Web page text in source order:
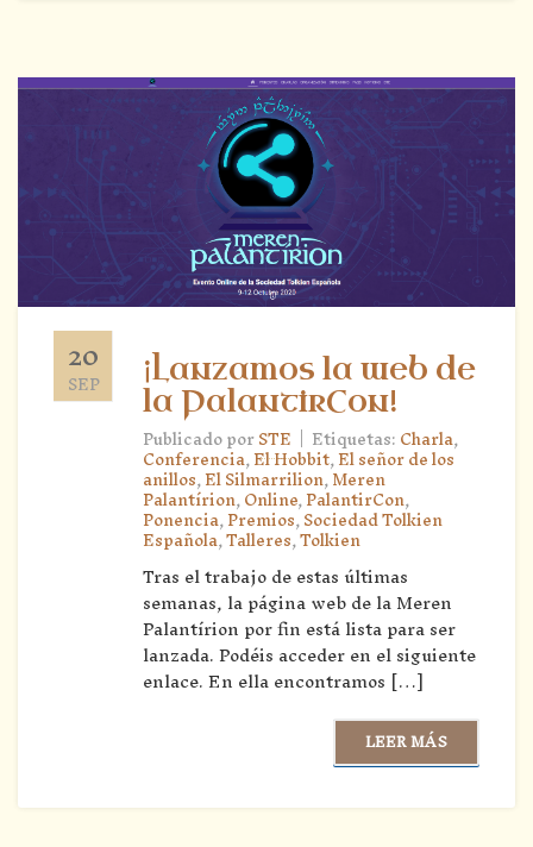
20
SEP
¡Lanzamos la web de
la PalantirCon!
Publicado porSTE | Etiquetas:Charla,
Conferencia,El Hobbit,El señor de los
anillos,El Silmarrilion,Meren
Palantírion,Online,PalantirCon,
Ponencia,Premios,Sociedad Tolkien
Española,Talleres,Tolkien
Tras el trabajo de estas últimas
semanas, la página web de la Meren
Palantírion por fin está lista para ser
lanzada. Podéis acceder en el siguiente
enlace. En ella encontramos […]
LEER MÁS